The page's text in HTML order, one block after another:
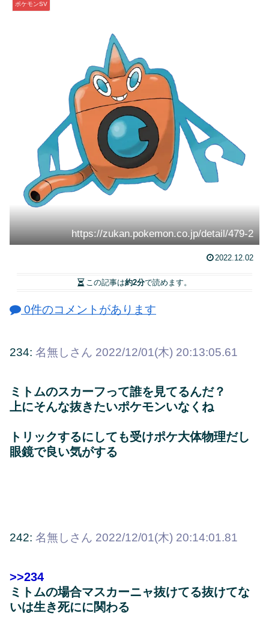
ポケモンSV
https://zukan.pokemon.co.jp/detail/479-2
2022.12.02
この記事は約2分で読めます。
0件のコメントがあります
234: 名無しさん 2022/12/01(木) 20:13:05.61
ミトムのスカーフって誰を見てるんだ？
上にそんな抜きたいポケモンいなくね
トリックするにしても受けポケ大体物理だし
眼鏡で良い気がする
242: 名無しさん 2022/12/01(木) 20:14:01.81
>>234
ミトムの場合マスカーニャ抜けてる抜けてな
いは生き死にに関わる